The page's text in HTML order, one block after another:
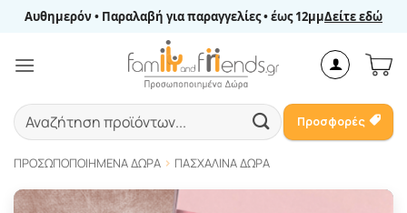
Μετάβαση
περιεχόμενο
Αυθημερόν • Παραλαβή για παραγγελίες • έως 12μμΔείτε εδώ
Αναζήτηση
για:
Προσφορές
ΠΡΟΣΩΠΟΠΟΙΗΜΈΝΑ ΔΏΡΑ ΠΑΣΧΑΛΙΝΆ ΔΏΡΑ